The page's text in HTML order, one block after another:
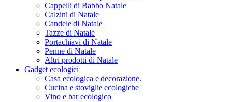
Cappelli di Babbo Natale
Calzini di Natale
Candele di Natale
Tazze di Natale
Portachiavi di Natale
Penne di Natale
Altri prodotti di Natale
Gadget ecologici
Casa ecologica e decorazione.
Cucina e stoviglie ecologiche
Vino e bar ecologico